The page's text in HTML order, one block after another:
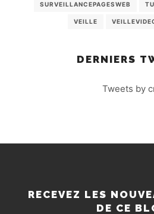
SURVEILLANCEPAGESWEB
VEILLE
DERNIERS
Tweets by
RECEVEZ LES
DE CE